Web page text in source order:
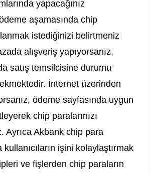
yapacağınız
aşamasında chip
istediğinizi belirtmeniz
alışveriş yapıyorsanız,
satış temsilcisine durumu
İnternet üzerinden
ödeme sayfasında uygun
chip paralarınızı
Ayrıca Akbank chip para
kullanıcıların işini kolaylaştırmak
ve fişlerden chip paraların